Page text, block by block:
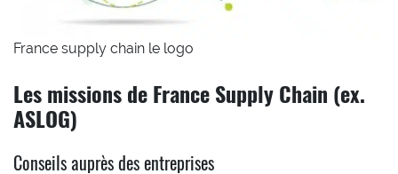
France supply chain le logo
Les missions de France Supply Chain (ex.
ASLOG)
Conseils auprès des entreprises